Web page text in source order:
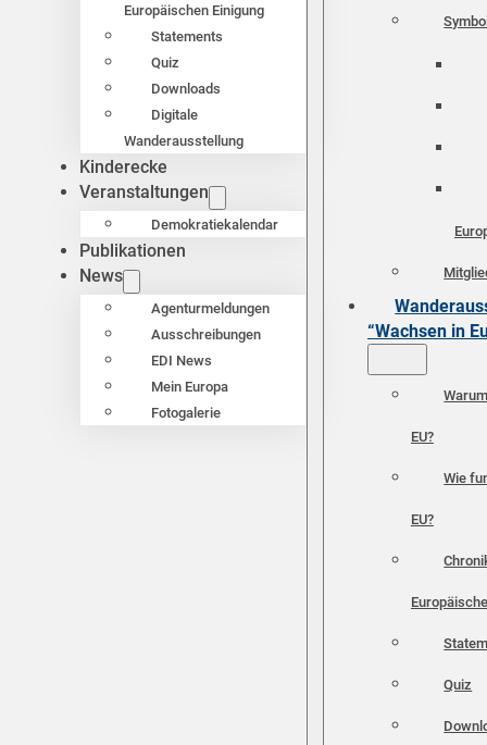
Europäischen Einigung
Statements
Quiz
Downloads
Digitale
Wanderausstellung
Kinderecke
Veranstaltungen
Demokratiekalendar
Publikationen
News
Agenturmeldungen
Ausschreibungen
EDI News
Mein Europa
Fotogalerie
“Wachsen in
EU?
Wie
EU?
Quiz